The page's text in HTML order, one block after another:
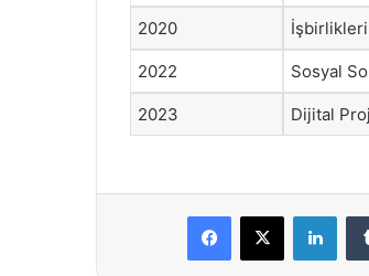
2020 İşbirlikleri
2022 Sosyal
2023 Dijital
Facebook
X